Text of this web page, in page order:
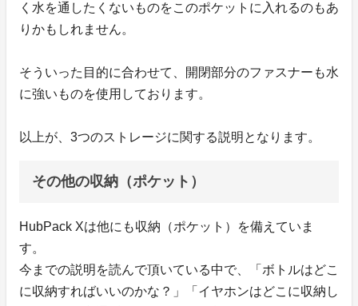
く水を通したくないものをこのポケットに入れるのもあ
りかもしれません。
そういった目的に合わせて、開閉部分のファスナーも水
に強いものを使用しております。
以上が、3つのストレージに関する説明となります。
その他の収納（ポケット）
HubPack Xは他にも収納（ポケット）を備えていま
す。
今までの説明を読んで頂いている中で、「ボトルはどこ
に収納すればいいのかな？」「イヤホンはどこに収納し